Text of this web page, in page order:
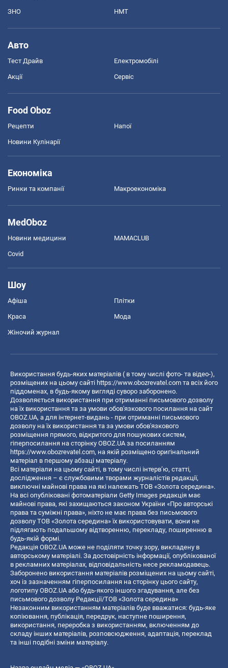
ЗНО НМТ
Авто
Тест Драйв Електромобілі
Акції Сервіс
Food Oboz
Рецепти Напої
Новини Кулінарії
Економіка
Ринки та компанії Макроекономіка
MedOboz
Новини медицини MAMACLUB
Covid
Шоу
Афіша Плітки
Краса Мода
Жіночий журнал
Використання будь-яких матеріалів ( в тому числі фото- та відео-),
розміщених на цьому сайті https://www.obozrevatel.com та всіх його
піддоменах, в будь-якому вигляді суворо заборонено.
Дозволяється використання при отриманні письмового дозволу
на їх використання та за умови обов'язкового посилання на сайт
OBOZ.UA, а для інтернет-видань - при отриманні письмового
дозволу на їх використання та за умови обов'язкового
розміщення прямого, відкритого для пошукових систем,
гіперпосилання на сторінку OBOZ.UA за посиланням
https://www.obozrevatel.com, на якій розміщено оригінальний
матеріал в першому абзаці матеріалу.
Всі матеріали на цьому сайті, в тому числі інтерв’ю, статті,
дослідження – є службовими творами журналістів редакції,
виключні майнові права на які належать ТОВ «Золота середина».
На всі опубліковані фотоматеріали Getty Images редакція має
майнові права, які захищаються законом України «Про авторські
права та суміжні права», ніхто не має права без письмового
дозволу ТОВ «Золота середина» їх використовувати, вони не
підлягають подальшому відтворенню, перекладу, поширенню в
будь-якій формі.
Редакція OBOZ.UA може не поділяти точку зору, викладену в
авторському матеріалі. За достовірність інформації, опублікованої
в рекламних матеріалах, відповідальність несе рекламодавець.
Заборонено використання матеріалів розміщених на цьому сайті,
хоч із зазначенням гіперпосилання на сторінку цього сайту,
логотипу OBOZ.UA або будь-якого іншого згадування, але без
письмового дозволу Редакції/ТОВ «Золота середина»
Незаконним використанням матеріалів буде вважатися: будь-яке
копiювання, публiкацiя, передрук, наступне поширення,
використання, переробка з використанням, включенням до
складу інших матеріалів, розповсюдження, адаптація, переклад
та інші подібні зміни матеріалу.